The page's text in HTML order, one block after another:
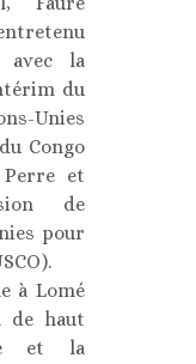
avec la
du
Unies
Congo
Perre et
de
pour
à Lomé
de haut
et la